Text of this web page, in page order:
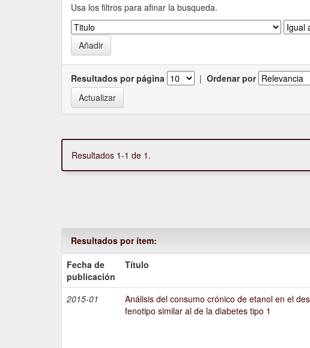
Usa los filtros para afinar la busqueda.
Resultados por página | Ordenar por
Resultados 1-1 de 1.
Resultados por ítem:
Fecha de
publicación
Título
2015-01
Análisis del consumo crónico de etanol en el
fenotipo similar al de la diabetes tipo 1